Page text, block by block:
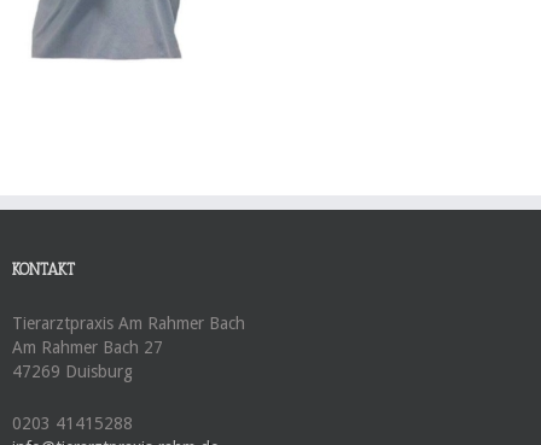
KONTAKT
Tierarztpraxis Am Rahmer Bach
Am Rahmer Bach 27
47269 Duisburg
0203 41415288